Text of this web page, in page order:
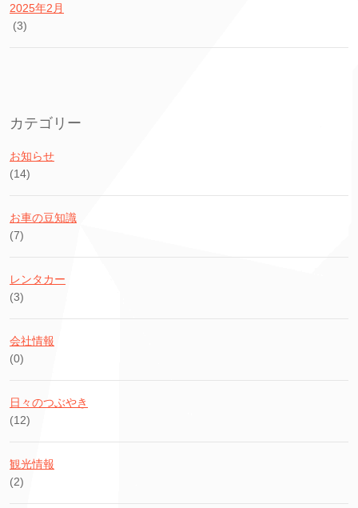
2025年2月
(3)
カテゴリー
お知らせ
(14)
お車の豆知識
(7)
レンタカー
(3)
会社情報
(0)
日々のつぶやき
(12)
観光情報
(2)